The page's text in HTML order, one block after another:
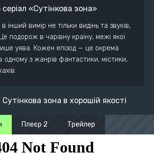
«Сутінкова зона»
інший вимір не тільки видінь та звуків,
подорож в чарівну країну, межі якої
уява. Кожен епізод — це окрема
в одному з жанрів фантастики, містики,
зона в хорошій якості
Плеєр 2 Трейлер